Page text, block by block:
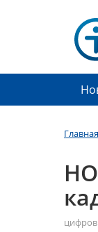
Главная